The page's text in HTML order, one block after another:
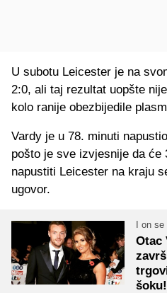
U subotu Leicester je na
2:0, ali taj rezultat uopšte
kolo ranije obezbijedile
Vardy je u 78. minuti
pošto je sve izvjesnije da će
napustiti Leicester na kraju
ugovor.
I on se
Otac
šoku!